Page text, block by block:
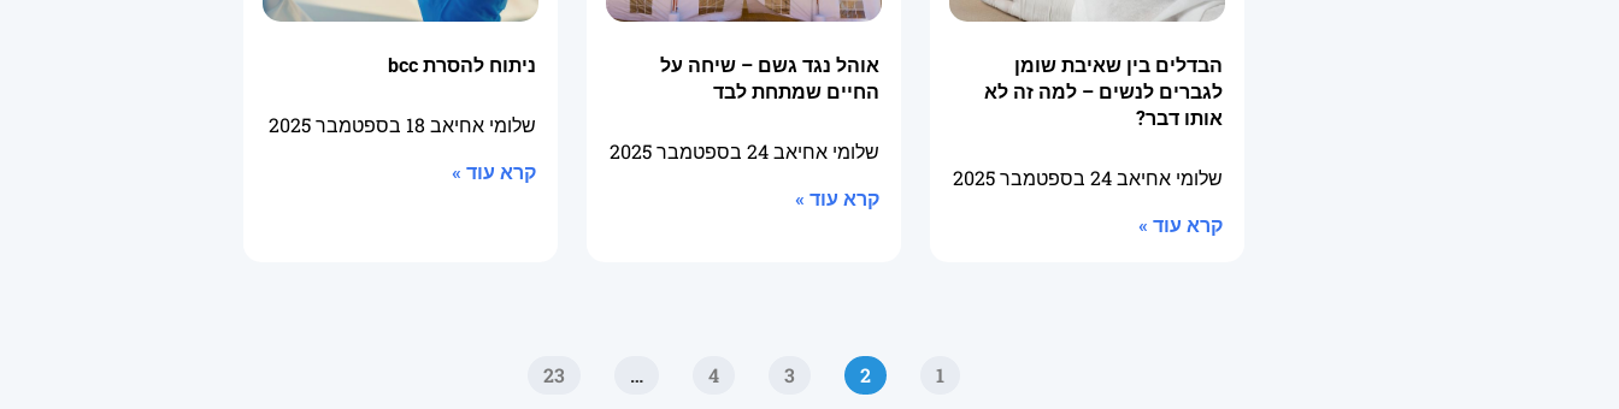
הבדלים בין שאיבת שומן
לגברים לנשים – למה זה לא
אותו דבר?
שלומי אחיאב24 בספטמבר 2025
קרא עוד »
אוהל נגד גשם – שיחה על
החיים שמתחת לבד
שלומי אחיאב24 בספטמבר 2025
קרא עוד »
ניתוח להסרת bcc
שלומי אחיאב 18 בספטמבר 2025
קרא עוד »
1
2
3
4
…
23